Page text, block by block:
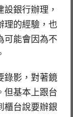
銀行辦理，
理的經驗，也
可能會因為不
錄影，對著鏡
但基本上跟台
櫃台說要辦銀